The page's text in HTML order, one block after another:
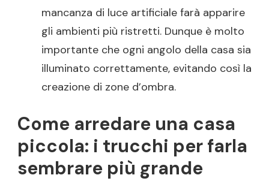
mancanza di luce artificiale farà apparire
gli ambienti più ristretti. Dunque è molto
importante che ogni angolo della casa sia
illuminato correttamente, evitando così la
creazione di zone d’ombra.
Come arredare una casa
piccola: i trucchi per farla
sembrare più grande